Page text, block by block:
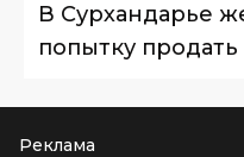
В Сурхандарье
попытку продать
Реклама